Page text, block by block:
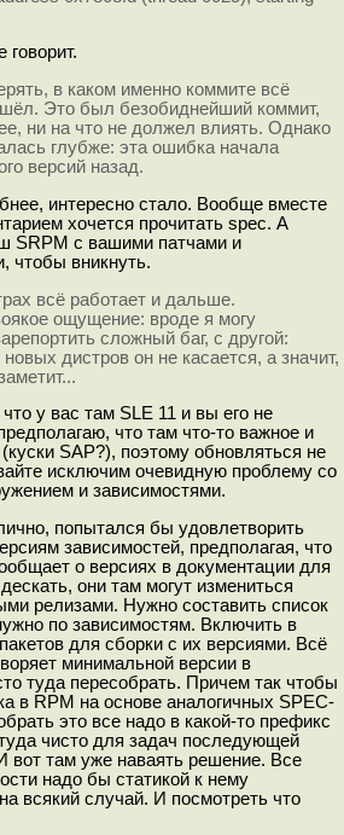
в каком именно коммите всё
Это был безобиднейший коммит,
ни на что не должел влиять. Однако
глубже: эта ошибка начала
версий назад.
интересно стало. Вообще вместе
хочется прочитать spec. А
SRPM с вашими патчами и
чтобы вникнуть.
всё работает и дальше.
ощущение: вроде я могу
сложный баг, с другой:
дистров он не касается, а значит,
у вас там SLE 11 и вы его не
что там что-то важное и
SAP?), поэтому обновляться не
исключим очевидную проблему со
и зависимостями.
попытался бы удовлетворить
зависимостей, предполагая, что
о версиях в документации для
они там могут измениться
релизами. Нужно составить список
по зависимостям. Включить в
для сборки с их версиями. Всё
минимальной версии в
туда пересобрать. Причем так чтобы
в RPM на основе аналогичных SPEC-
это все надо в какой-то префикс
чисто для задач последующей
вот там уже наваять решение. Все
надо бы статикой к нему
всякий случай. И посмотреть что